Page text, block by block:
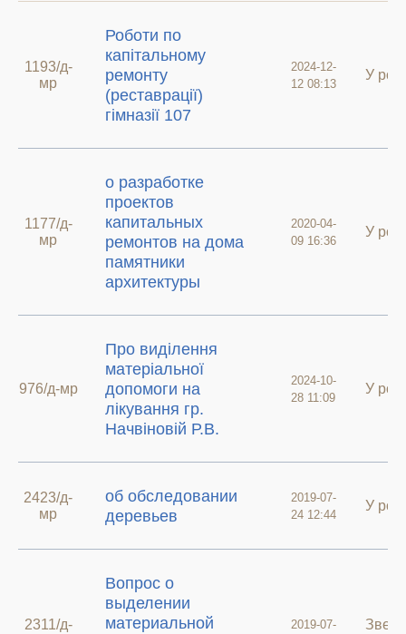
1193/д-
мр
Роботи по
капітальному
ремонту
(реставрації)
гімназії 107
2024-12-
12 08:13
У
1177/д-
мр
о разработке
проектов
капитальных
ремонтов на дома
памятники
архитектуры
2020-04-
09 16:36
У
976/д-мр
Про виділення
матеріальної
допомоги на
лікування гр.
Начвіновій Р.В.
2024-10-
28 11:09
У
2423/д-
мр
об обследовании
деревьев
2019-07-
24 12:44
У
2311/д-
Вопрос о
выделении
материальной
2019-07-